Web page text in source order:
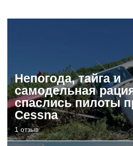
Непогода, тайга и
самодельная
спаслись пилоты
Cessna
1 отзыв